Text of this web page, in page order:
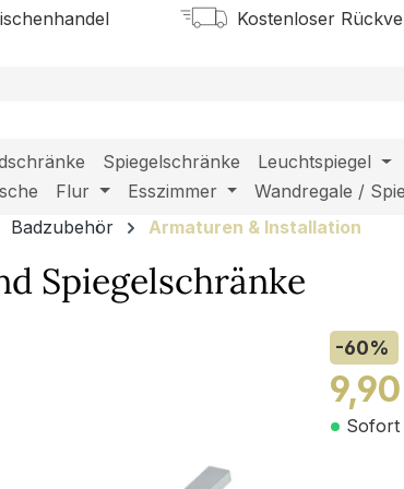
Kostenloser
Spiegelschränke Leuchtspiegel
Flur Esszimmer Wandregale /
Badzubehör
Armaturen & Installation
Spiegelschränke
-60%
Sofort